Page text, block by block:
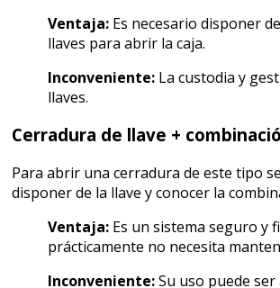
Ventaja: Es necesario disponer
llaves para abrir la caja.
Inconveniente: La custodia y
llaves.
Cerradura de llave +
Para abrir una cerradura de este tipo
disponer de la llave y conocer la
Ventaja: Es un sistema seguro y
prácticamente no necesita
Inconveniente:Su uso puede ser